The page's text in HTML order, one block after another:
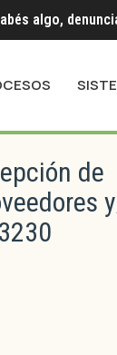
algo,
de